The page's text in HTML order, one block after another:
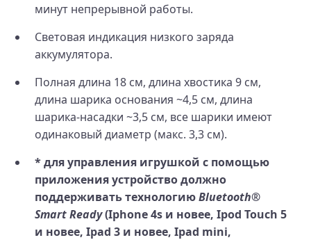
минут непрерывной работы.
Световая индикация низкого заряда
аккумулятора.
Полная длина 18 см, длина хвостика 9 см,
длина шарика основания ~4,5 см, длина
шарика-насадки ~3,5 см, все шарики имеют
одинаковый диаметр (макс. 3,3 см).
* для управления игрушкой с помощью
приложения устройство должно
поддерживать технологиюBluetooth®
Smart Ready(Iphone 4s и новее, Ipod Touch 5
и новее, Ipad 3 и новее, Ipad mini,